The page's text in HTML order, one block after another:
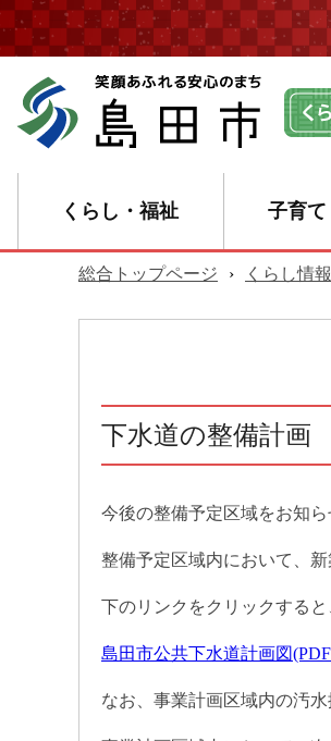
くらし・福祉 子育
総合トップページ › くらし情報
下水道の整備計画
今後の整備予定区域をお知ら
整備予定区域内において、
下のリンクをクリックすると
島田市公共下水道計画図
なお、事業計画区域内の汚